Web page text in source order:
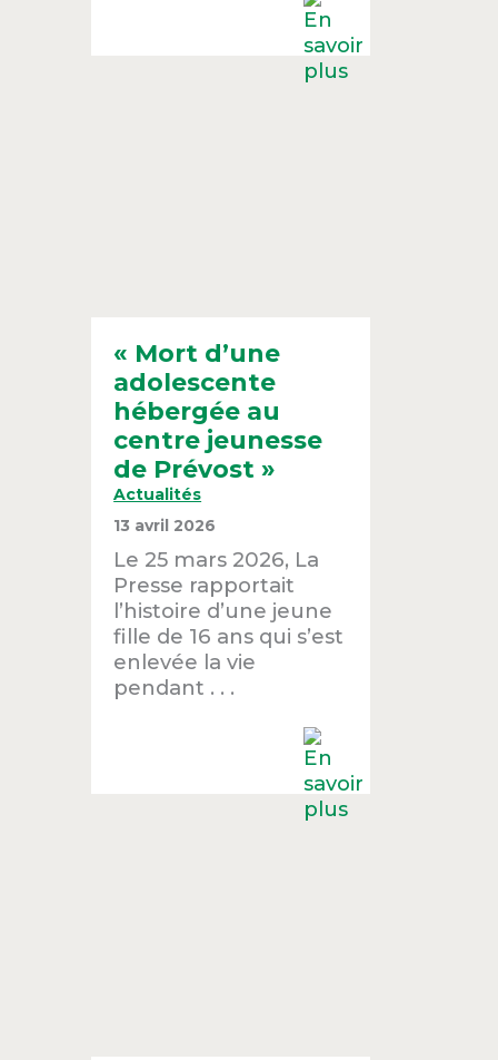
« Mort d’une
adolescente
hébergée au
centre jeunesse
de Prévost »
Actualités
13 avril 2026
Le 25 mars 2026, La
Presse rapportait
l’histoire d’une jeune
fille de 16 ans qui s’est
enlevée la vie
pendant . . .